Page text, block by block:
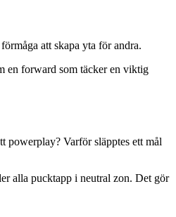
att skapa yta för andra.
en forward som täcker en viktig
powerplay? Varför släpptes ett mål
alla pucktapp i neutral zon. Det gör